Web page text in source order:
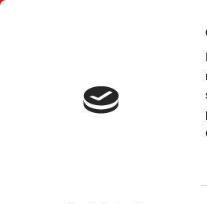
Accueil